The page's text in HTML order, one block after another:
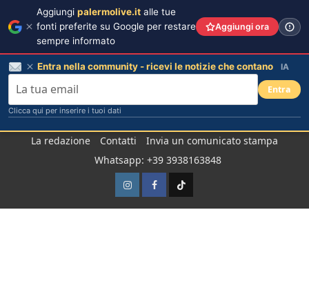
La redazione Contatti
Invia un comunicato stampa
Whatsapp: +39 3938163848
InstagramFacebook
TikTok
Aggiungi palermolive.it alle tue
fonti preferite su Google per restare
sempre informato
Aggiungi ora
Entra nella community - ricevi le notizie che contano IA
Entra
Clicca qui per inserire i tuoi dati